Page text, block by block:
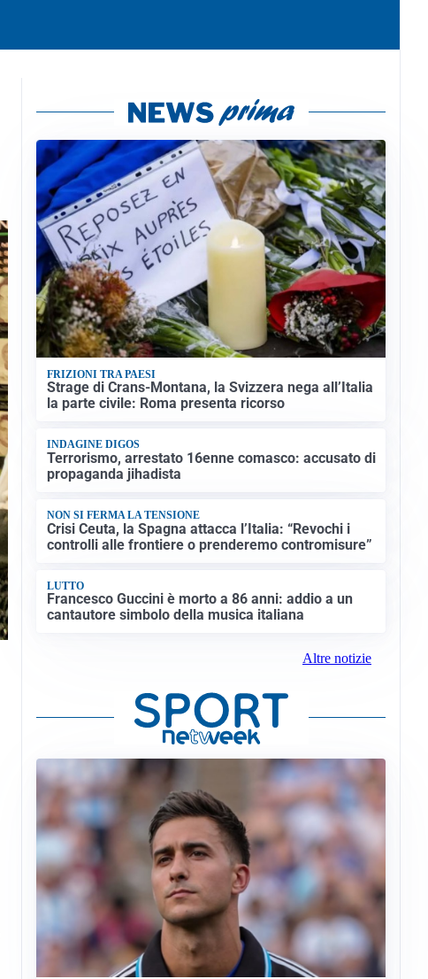
FRIZIONI TRA PAESI
Strage di Crans-Montana, la Svizzera nega all’Italia
la parte civile: Roma presenta ricorso
INDAGINE DIGOS
Terrorismo, arrestato 16enne comasco: accusato di
propaganda jihadista
NON SI FERMA LA TENSIONE
Crisi Ceuta, la Spagna attacca l’Italia: “Revochi i
controlli alle frontiere o prenderemo contromisure”
LUTTO
Francesco Guccini è morto a 86 anni: addio a un
cantautore simbolo della musica italiana
Altre notizie